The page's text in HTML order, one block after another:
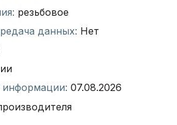
резьбовое
данных: Нет
информации: 07.08.2026